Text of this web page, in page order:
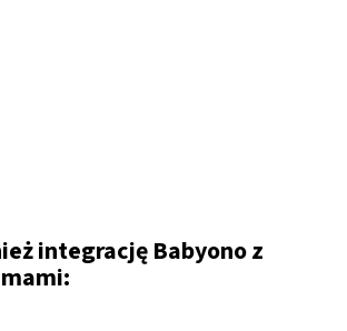
integrację Babyono z